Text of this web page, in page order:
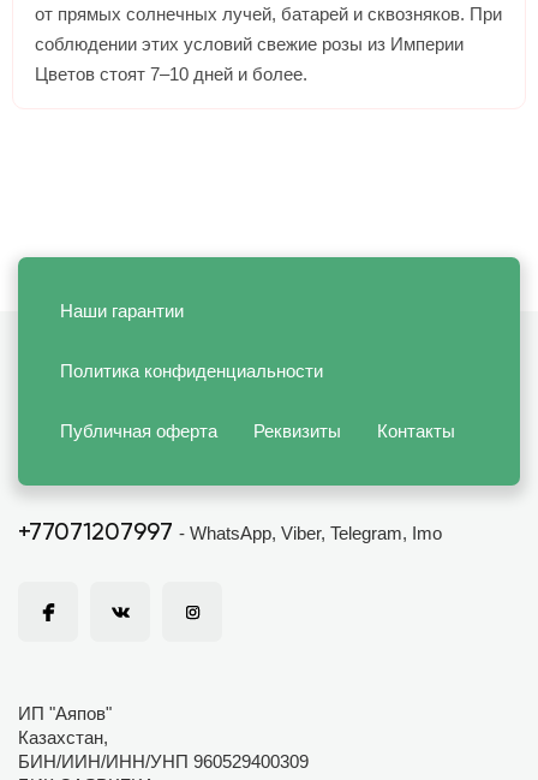
от прямых солнечных лучей, батарей и сквозняков. При
соблюдении этих условий свежие розы из Империи
Цветов стоят 7–10 дней и более.
Наши гарантии
Политика конфиденциальности
Публичная оферта Реквизиты Контакты
+77071207997 - WhatsApp, Viber, Telegram, Imo
ИП "Аяпов"
Казахстан,
БИН/ИИН/ИНН/УНП 960529400309